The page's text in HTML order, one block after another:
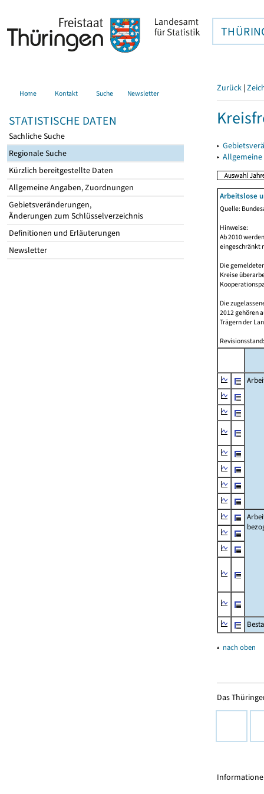
Home Kontakt Suche Newsletter
STATISTISCHE DATEN
Sachliche Suche
Regionale Suche
Kürzlich bereitgestellte Daten
Allgemeine Angaben, Zuordnungen
Gebietsveränderungen,
Änderungen zum Schlüsselverzeichnis
Definitionen und Erläuterungen
Newsletter
Zurück |
▸
▸
Arbeitslose
Quelle:
Hinweise:
Ab 2010
eingeschränkt
Die
Kreise
Die
2012 gehören
Trägern der
▴ nach oben
Das